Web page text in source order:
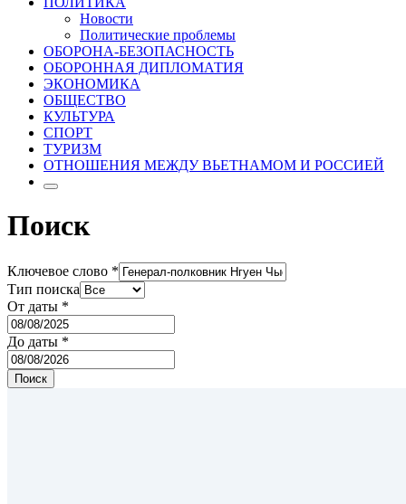
Новости
Политические проблемы
ОБОРОНA-БЕЗОПАСНОСТЬ
ОБОРОННАЯ ДИПЛОМАТИЯ
ЭКОНОМИКА
ОБЩЕСТВО
КУЛЬТУРА
СПОРТ
ТУРИЗМ
ОТНОШЕНИЯ МЕЖДУ ВЬЕТНАМОМ И РОССИЕЙ
Поиск
Ключевое слово *
Тип поиска
От даты *
До даты *
Поиск